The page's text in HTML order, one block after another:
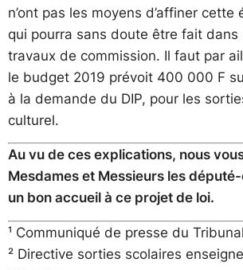
n’ont pas les moyens d’affiner cette
qui pourra sans doute être fait dans
travaux de commission. Il faut par
le budget 2019 prévoit 400 000 F
à la demande du DIP, pour les
culturel.
Au vu de ces explications, nous
Mesdames et Messieurs les
un bon accueil à ce projet de loi.
¹ Communiqué de presse du
² Directive sorties scolaires